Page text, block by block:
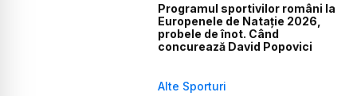
Programul sportivilor români la
Europenele de Natație 2026,
probele de înot. Când
concurează David Popovici
Alte Sporturi